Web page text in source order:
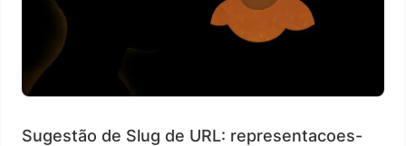
Sugestão de Slug de URL: representacoes-